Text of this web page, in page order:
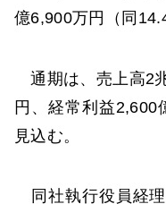
億6,900万円（同
通期は、売上高2
円、経常利益2,600
見込む。
同社執行役員経理